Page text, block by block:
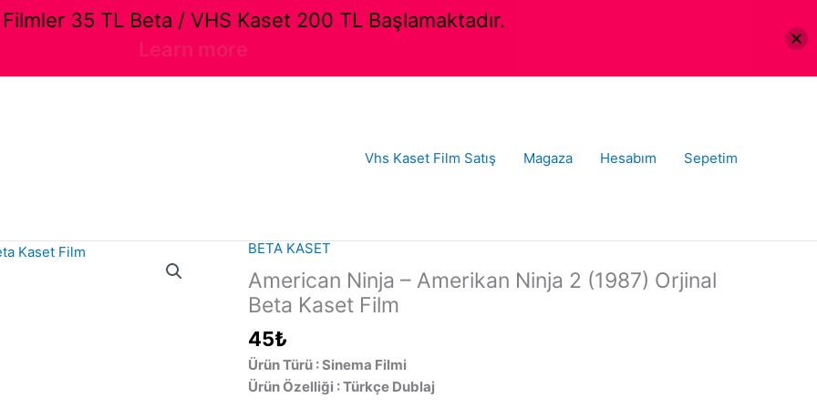
Vhs Kaset Film Satış Magaza Hesabım Sepetim
BETA KASET
American Ninja – Amerikan Ninja 2 (1987) Orjinal
Beta Kaset Film
45₺
Ürün Türü : Sinema Filmi
Ürün Özelliği : Türkçe Dublaj
35 TL Beta / VHS Kaset 200 TL Başlamaktadır.
Learn more